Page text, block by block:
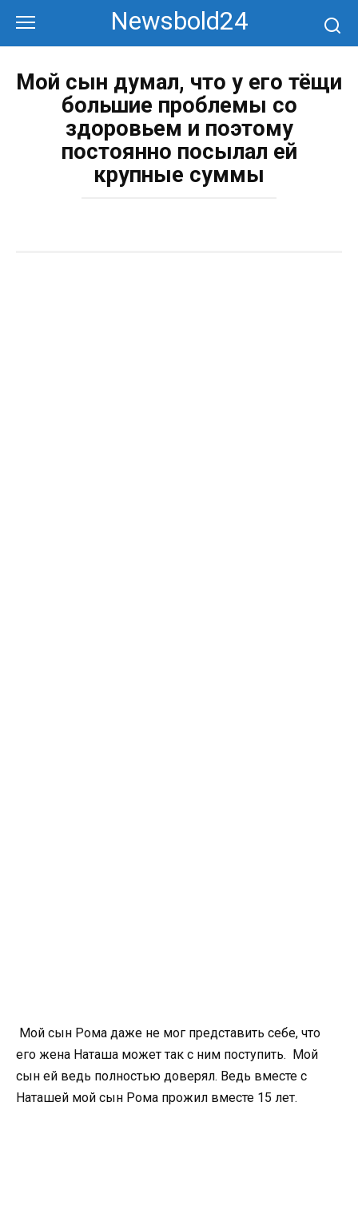
контенту
Newsbold24
Мой сын думал, что у его тёщи
большие проблемы со
здоровьем и поэтому
постоянно посылал ей
крупные суммы
Мой сын Рома даже не мог представить себе, что
его жена Наташа может так с ним поступить. Мой
сын ей ведь полностью доверял. Ведь вместе с
Наташей мой сын Рома прожил вместе 15 лет.